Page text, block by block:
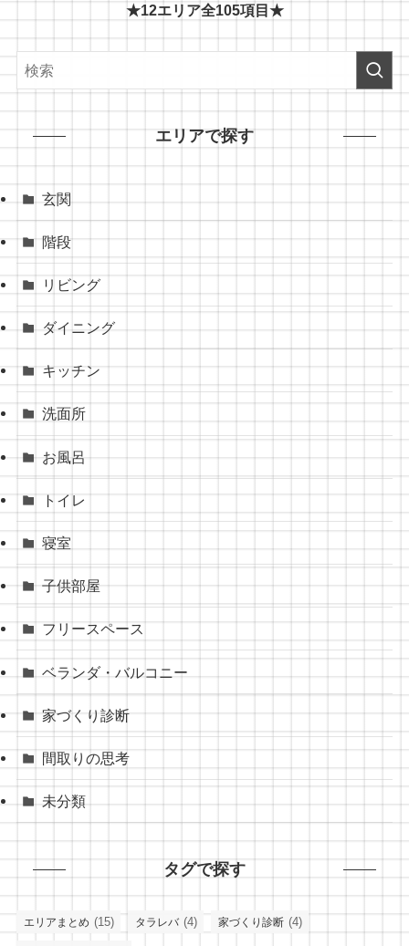
★12エリア全105項目★
エリアで探す
玄関
階段
リビング
ダイニング
キッチン
洗面所
お風呂
トイレ
寝室
子供部屋
フリースペース
ベランダ・バルコニー
家づくり診断
間取りの思考
未分類
タグで探す
エリアまとめ (15) タラレバ(4) 家づくり診断 (4)